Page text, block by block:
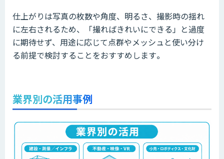
仕上がりは写真の枚数や角度、明るさ、撮影時の揺れ
に左右されるため、「撮ればきれいにできる」と過度
に期待せず、用途に応じて点群やメッシュと使い分け
る前提で検討することをおすすめします。
業界別の活用事例